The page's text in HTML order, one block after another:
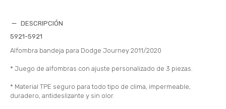
DESCRIPCIÓN
5921-5921
Alfombra bandeja para Dodge Journey 2011/2020
* Juego de alfombras con ajuste personalizado de 3 piezas.
* Material TPE seguro para todo tipo de clima, impermeable,
duradero, antideslizante y sin olor.